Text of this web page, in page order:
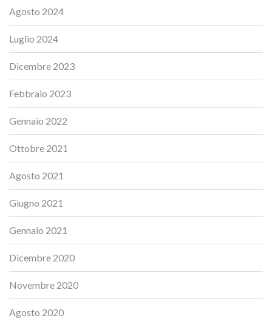
Agosto 2024
Luglio 2024
Dicembre 2023
Febbraio 2023
Gennaio 2022
Ottobre 2021
Agosto 2021
Giugno 2021
Gennaio 2021
Dicembre 2020
Novembre 2020
Agosto 2020